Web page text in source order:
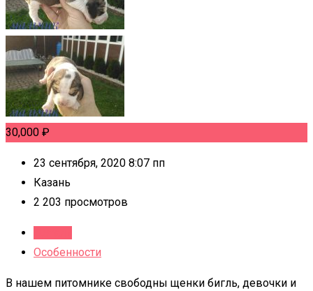
30,000 ₽
23 сентября, 2020 8:07 пп
Казань
2 203 просмотров
Особенности
В нашем питомнике свободны щенки бигль, девочки и